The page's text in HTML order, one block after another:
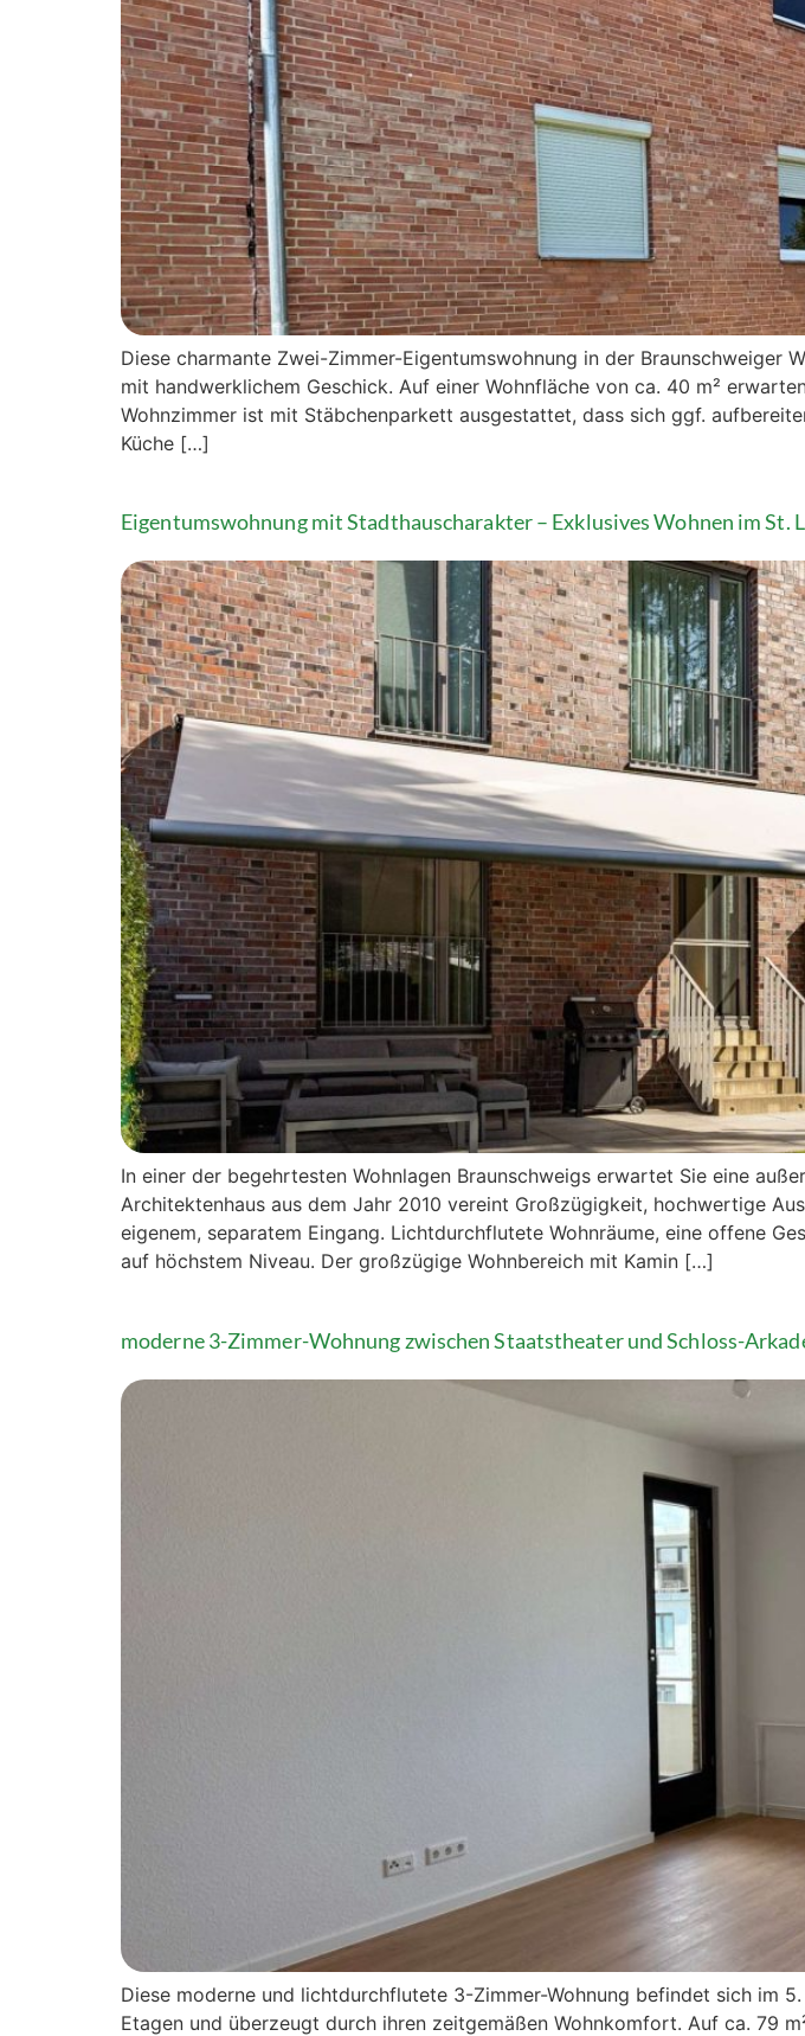
Diese charmante Zwei-Zimmer-Eigentumswohnung in der
mit handwerklichem Geschick. Auf einer Wohnfläche von ca. 40 m²
Wohnzimmer ist mit Stäbchenparkett ausgestattet, dass sich ggf.
Küche […]
Eigentumswohnung mit Stadthauscharakter – Exklusives Wohnen im St.
In einer der begehrtesten Wohnlagen Braunschweigs erwartet Sie eine
Architektenhaus aus dem Jahr 2010 vereint Großzügigkeit, hochwertige
eigenem, separatem Eingang. Lichtdurchflutete Wohnräume, eine offene
auf höchstem Niveau. Der großzügige Wohnbereich mit Kamin […]
moderne 3-Zimmer-Wohnung zwischen Staatstheater und Schloss-
Diese moderne und lichtdurchflutete 3-Zimmer-Wohnung befindet sich im
Etagen und überzeugt durch ihren zeitgemäßen Wohnkomfort. Auf ca. 79